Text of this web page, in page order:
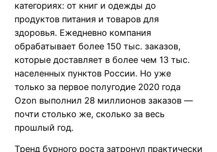
категориях: от книг и одежды до
продуктов питания и товаров для
здоровья. Ежедневно компания
обрабатывает более 150 тыс. заказов,
которые доставляет в более чем 13 тыс.
населенных пунктов России. Но уже
только за первое полугодие 2020 года
Ozon выполнил 28 миллионов заказов —
почти столько же, сколько за весь
прошлый год.
Тренд бурного роста затронул практически